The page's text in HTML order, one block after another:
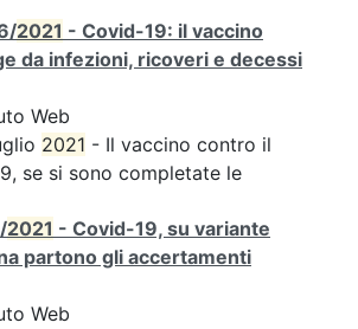
2021 - Covid-19: il vaccino
da infezioni, ricoveri e decessi
Web
2021 - Il vaccino contro il
se si sono completate le
2021 - Covid-19, su variante
partono gli accertamenti
Web